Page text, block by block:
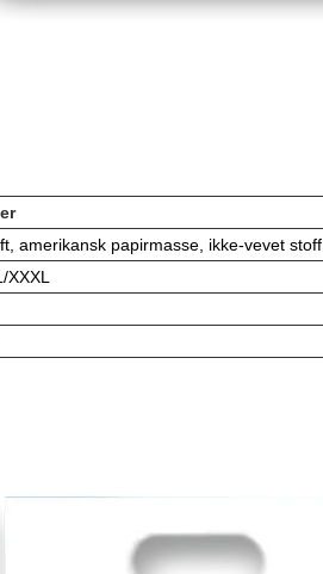
amerikansk papirmasse, ikke-vevet stoff
XXXL